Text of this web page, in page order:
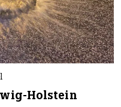
Holstein